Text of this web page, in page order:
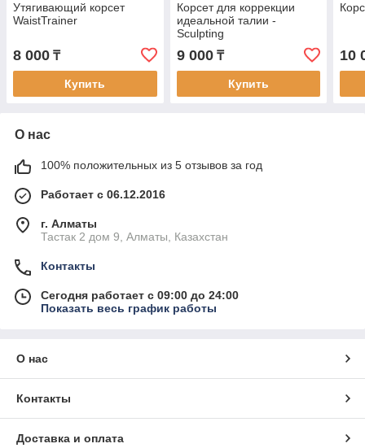
Утягивающий корсет
WaistTrainer
8 000 ₸
Купить
Корсет для коррекции
идеальной талии -
Sculpting
9 000₸
Купить
10
О нас
100% положительных из 5 отзывов за год
Работает с 06.12.2016
г. Алматы
Тастак 2 дом 9, Алматы, Казахстан
Контакты
Сегодня работает с 09:00 до 24:00
Показать весь график работы
О нас
Контакты
Доставка и оплата